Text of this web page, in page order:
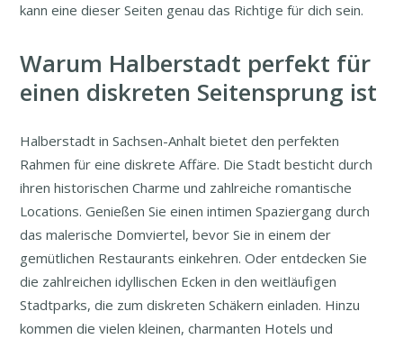
kann eine dieser Seiten genau das Richtige für dich sein.
Warum Halberstadt perfekt für
einen diskreten Seitensprung ist
Halberstadt in Sachsen-Anhalt bietet den perfekten
Rahmen für eine diskrete Affäre. Die Stadt besticht durch
ihren historischen Charme und zahlreiche romantische
Locations. Genießen Sie einen intimen Spaziergang durch
das malerische Domviertel, bevor Sie in einem der
gemütlichen Restaurants einkehren. Oder entdecken Sie
die zahlreichen idyllischen Ecken in den weitläufigen
Stadtparks, die zum diskreten Schäkern einladen. Hinzu
kommen die vielen kleinen, charmanten Hotels und